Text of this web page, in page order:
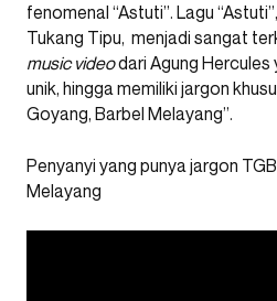
fenomenal “Astuti”. Lagu
Tukang Tipu, menjadi sangat
music videodari Agung Hercules
unik, hingga memiliki jargon
Goyang, Barbel Melayang”.
Penyanyi yang punya jargon
Melayang